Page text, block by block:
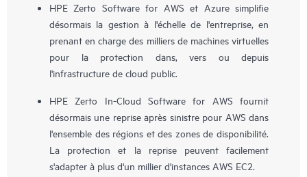
HPE Zerto Software for AWS et Azure simplifie
désormais la gestion à l'échelle de l'entreprise, en
prenant en charge des milliers de machines virtuelles
pour la protection dans, vers ou depuis
l'infrastructure de cloud public.
HPE Zerto In-Cloud Software for AWS fournit
désormais une reprise après sinistre pour AWS dans
l'ensemble des régions et des zones de disponibilité.
La protection et la reprise peuvent facilement
s'adapter à plus d'un millier d'instances AWS EC2.